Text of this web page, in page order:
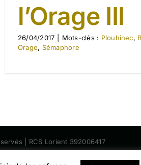
l’Orage III
26/04/2017 Mots-clés : Plouhinec,
Orage, Sémaphore
| RCS Lorient 392006417